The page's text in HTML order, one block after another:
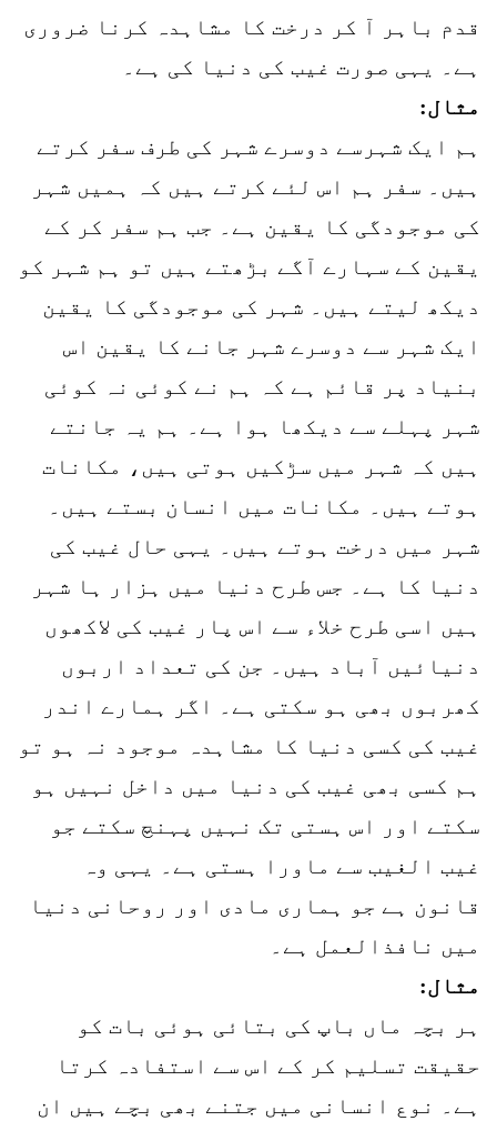
قدم باہر آ کر درخت کا مشاہدہ کرنا ضروری
ہے۔ یہی صورت غیب کی دنیا کی ہے۔
مثال:
ہم ایک شہرسے دوسرے شہر کی طرف سفر کرتے
ہیں۔ سفر ہم اس لئے کرتے ہیں کہ ہمیں شہر
کی موجودگی کا یقین ہے۔ جب ہم سفر کر کے
یقین کے سہارے آگے بڑھتے ہیں تو ہم شہر کو
دیکھ لیتے ہیں۔ شہر کی موجودگی کا یقین
ایک شہر سے دوسرے شہر جانے کا یقین اس
بنیاد پر قائم ہے کہ ہم نے کوئی نہ کوئی
شہر پہلے سے دیکھا ہوا ہے۔ ہم یہ جانتے
ہیں کہ شہر میں سڑکیں ہوتی ہیں، مکانات
ہوتے ہیں۔ مکانات میں انسان بستے ہیں۔
شہر میں درخت ہوتے ہیں۔ یہی حال غیب کی
دنیا کا ہے۔ جس طرح دنیا میں ہزار ہا شہر
ہیں اسی طرح خلاء سے اس پار غیب کی لاکھوں
دنیائیں آباد ہیں۔ جن کی تعداد اربوں
کھربوں بھی ہو سکتی ہے۔ اگر ہمارے اندر
غیب کی کسی دنیا کا مشاہدہ موجود نہ ہو تو
ہم کسی بھی غیب کی دنیا میں داخل نہیں ہو
سکتے اور اس ہستی تک نہیں پہنچ سکتے جو
غیب الغیب سے ماورا ہستی ہے۔ یہی وہ
قانون ہے جو ہماری مادی اور روحانی دنیا
میں نافذالعمل ہے۔
مثال:
ہر بچہ ماں باپ کی بتائی ہوئی بات کو
حقیقت تسلیم کر کے اس سے استفادہ کرتا
ہے۔ نوع انسانی میں جتنے بھی بچے ہیں ان